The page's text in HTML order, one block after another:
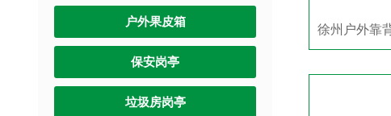
户外果皮箱
保安岗亭
垃圾房岗亭